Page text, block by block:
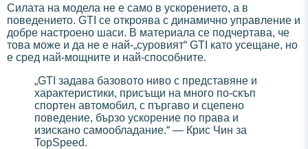
Силата на модела не е само в ускорението, а в
поведението. GTI се откроява с динамично управление и
добре настроено шаси. В материала се подчертава, че
това може и да не е най-„суровият“ GTI като усещане, но
е сред най-мощните и най-способните.
„GTI задава базовото ниво с представяне и
характеристики, присъщи на много по-скъп
спортен автомобил, с пъргаво и сцепено
поведение, бързо ускорение по права и
изискано самообладание.“ — Крис Чин за
TopSpeed.